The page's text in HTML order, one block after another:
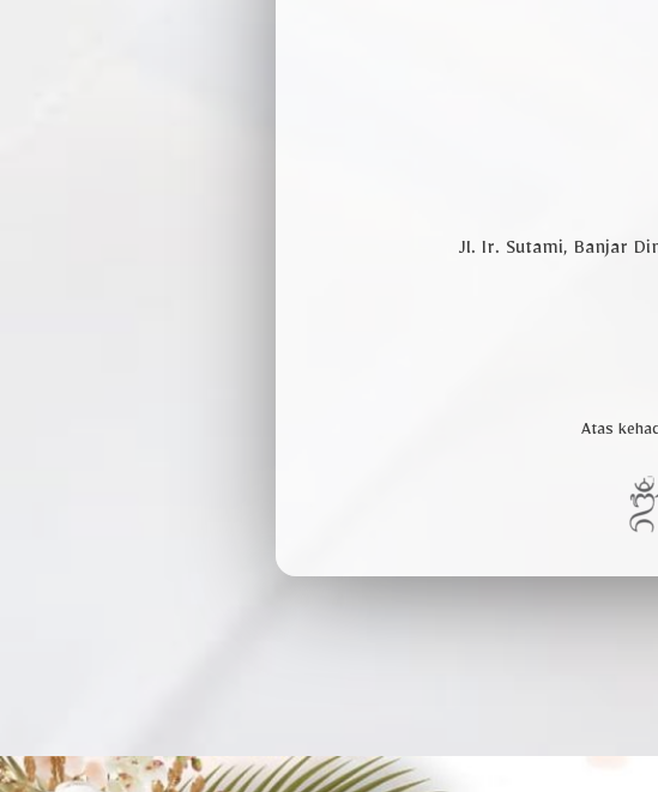
Mohon maaf
Jl. Ir. Sutami, Banjar
Atas